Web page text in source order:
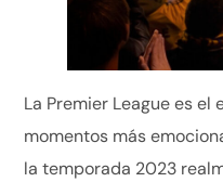
La Premier League es el
momentos más
la temporada 2023